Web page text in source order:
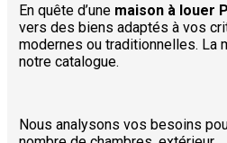
En quête d’une maison à louer
vers des biens adaptés à vos
modernes ou traditionnelles. La
notre catalogue.
Nous analysons vos besoins